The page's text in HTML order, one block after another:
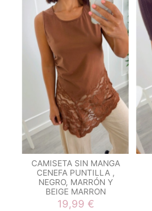
CAMISETA SIN MANGA
CENEFA PUNTILLA ,
NEGRO, MARRÓN Y
BEIGE MARRON
19,99 €